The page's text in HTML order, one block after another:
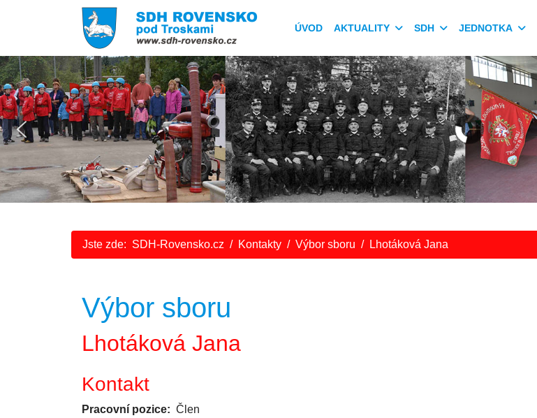
ÚVOD AKTUALITY SDH JEDNOTKA
Jste zde: SDH-Rovensko.cz Kontakty Výbor sboru Lhotáková Jana
Výbor sboru
Lhotáková Jana
Kontakt
Pracovní pozice: Člen